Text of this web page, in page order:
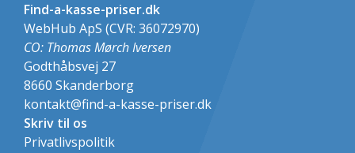
Find-a-kasse-priser.dk
WebHub ApS (CVR: 36072970)
CO: Thomas Mørch Iversen
Godthåbsvej 27
8660 Skanderborg
kontakt@find-a-kasse-priser.dk
Skriv til os
Privatlivspolitik